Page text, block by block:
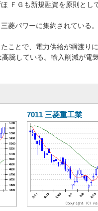
ＦＧも新規融資を原則とし
菱パワーに集約されている。
ことで、電力供給が綱渡り
騰している。輸入削減が電
7011 三菱重工業